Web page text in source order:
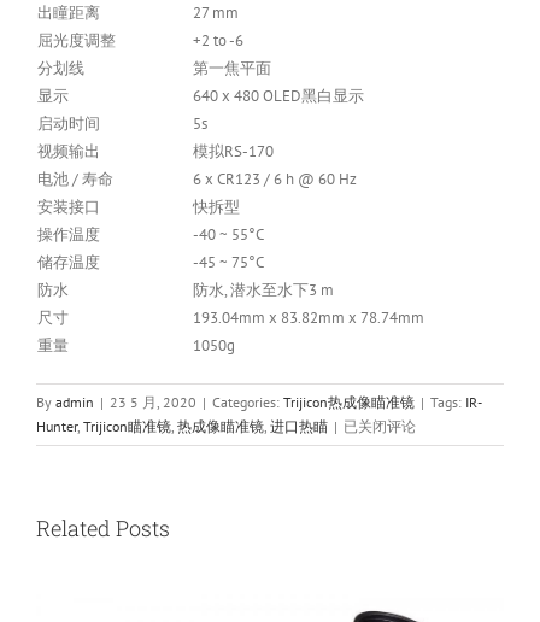
出瞳距离
27 mm
屈光度调整
+2 to -6
分划线
第一焦平面
显示
640 x 480 OLED黑白显示
启动时间
5s
视频输出
模拟RS-170
电池 / 寿命
6 x CR123 / 6 h @ 60 Hz
安装接口
快拆型
操作温度
-40 ~ 55°C
储存温度
-45 ~ 75°C
防水
防水, 潜水至水下3 m
尺寸
193.04mm x 83.82mm x 78.74mm
重量
1050g
By admin | 23 5 月, 2020 | Categories: Trijicon热成像瞄准镜 | Tags: IR-
Hunter, Trijicon瞄准镜 热成像瞄准镜 进口热瞄 | 美
国
HUNTER
已关闭评论
Related Posts